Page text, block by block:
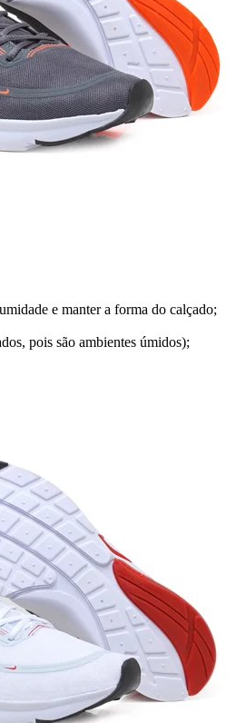
e manter a forma do calçado;
pois são ambientes úmidos);